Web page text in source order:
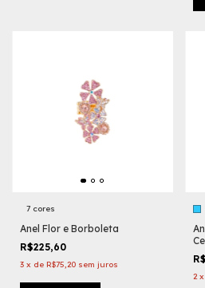
7 cores
Anel Flor e Borboleta
R$225,60
3 x de R$75,20 sem juros
2 x